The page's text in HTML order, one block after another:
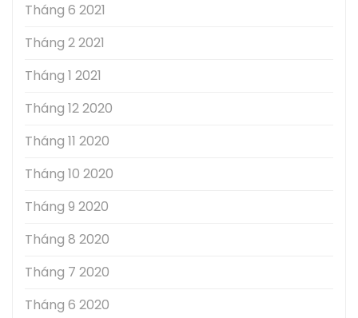
Tháng 6 2021
Tháng 2 2021
Tháng 1 2021
Tháng 12 2020
Tháng 11 2020
Tháng 10 2020
Tháng 9 2020
Tháng 8 2020
Tháng 7 2020
Tháng 6 2020